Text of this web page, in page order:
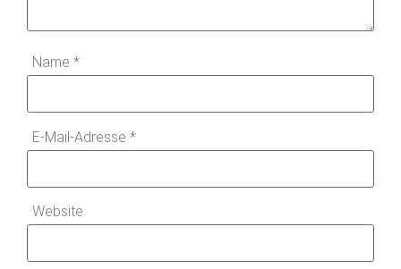
Name *
E-Mail-Adresse *
Website